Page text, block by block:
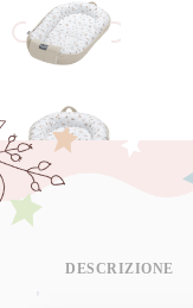
DESCRIZIONE